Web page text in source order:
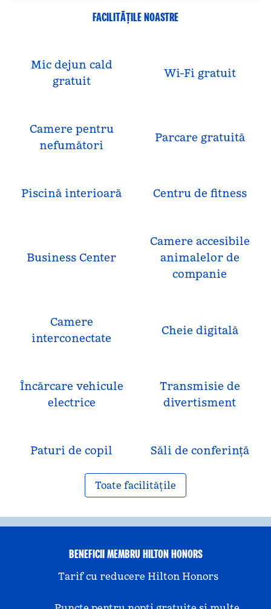
FACILITĂŢILE NOASTRE
Mic dejun cald
gratuit
Wi-Fi gratuit
Camere pentru
nefumători
Parcare gratuită
Piscină interioară Centru de fitness
Business Center
Camere accesibile
animalelor de
companie
Camere
interconectate
Cheie digitală
Încărcare vehicule
electrice
Transmisie de
divertisment
Paturi de copil Săli de conferință
Toate facilitățile
BENEFICII MEMBRU HILTON HONORS
Tarif cu reducere Hilton Honors